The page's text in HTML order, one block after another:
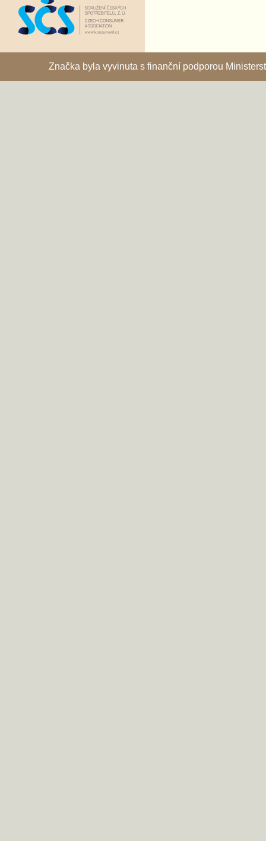
Značka byla vyvinuta s finanční podporou